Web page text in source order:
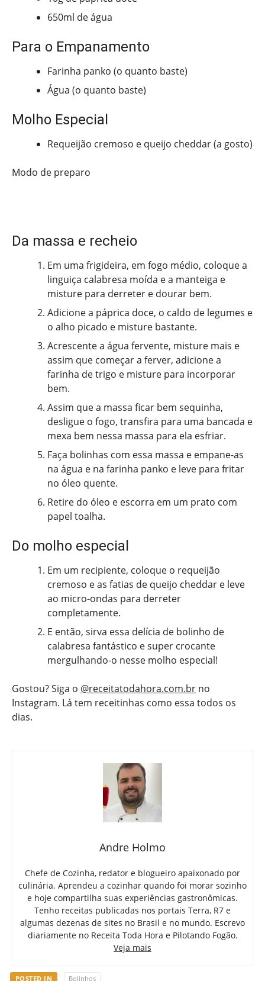
650ml de água
Para o Empanamento
Farinha panko (o quanto baste)
Água (o quanto baste)
Molho Especial
Requeijão cremoso e queijo cheddar (a gosto)
Modo de preparo
Da massa e recheio
Em uma frigideira, em fogo médio, coloque a
linguiça calabresa moída e a manteiga e
misture para derreter e dourar bem.
Adicione a páprica doce, o caldo de legumes e
o alho picado e misture bastante.
Acrescente a água fervente, misture mais e
assim que começar a ferver, adicione a
farinha de trigo e misture para incorporar
bem.
Assim que a massa ficar bem sequinha,
desligue o fogo, transfira para uma bancada e
mexa bem nessa massa para ela esfriar.
Faça bolinhas com essa massa e empane-as
na água e na farinha panko e leve para fritar
no óleo quente.
Retire do óleo e escorra em um prato com
papel toalha.
Do molho especial
Em um recipiente, coloque o requeijão
cremoso e as fatias de queijo cheddar e leve
ao micro-ondas para derreter
completamente.
E então, sirva essa delícia de bolinho de
calabresa fantástico e super crocante
mergulhando-o nesse molho especial!
Gostou? Siga o @receitatodahora.com.br no
Instagram. Lá tem receitinhas como essa todos os
dias.
Andre Holmo
Chefe de Cozinha, redator e blogueiro apaixonado por
culinária. Aprendeu a cozinhar quando foi morar sozinho
e hoje compartilha suas experiências gastronômicas.
Tenho receitas publicadas nos portais Terra, R7 e
algumas dezenas de sites no Brasil e no mundo. Escrevo
diariamente no Receita Toda Hora e Pilotando Fogão.
Veja mais
POSTED IN Bolinhos